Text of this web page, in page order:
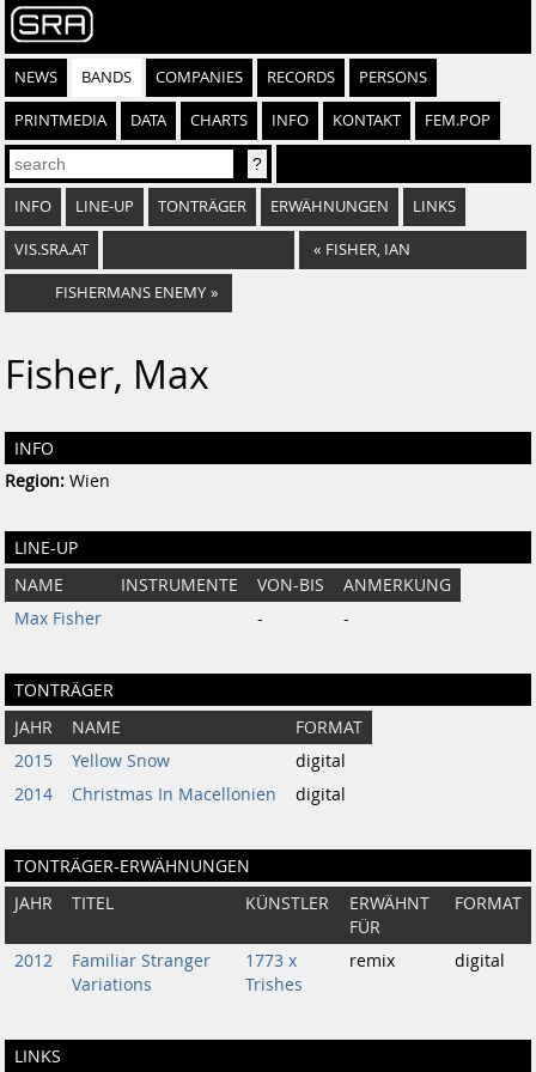
NEWS BANDS COMPANIES RECORDS PERSONS
PRINTMEDIA DATA CHARTS INFO KONTAKT FEM.POP
INFO LINE-UP TONTRÄGER ERWÄHNUNGEN LINKS
VIS.SRA.AT « FISHER, IAN
FISHERMANS ENEMY »
Fisher, Max
INFO
Region: Wien
LINE-UP
NAME INSTRUMENTE VON-BIS
ANMERKUNG
Max Fisher
- -
TONTRÄGER
JAHR NAME
FORMAT
2015
Yellow Snow
digital
2014
Christmas In Macellonien digital
TONTRÄGER-ERWÄHNUNGEN
JAHR TITEL KÜNSTLER
ERWÄHNT
FÜR
FORMAT
2012
Familiar Stranger
Variations
1773 x
Trishes
remix digital
LINKS